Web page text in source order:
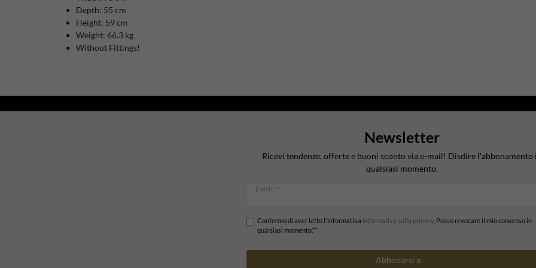
Depth: 55 cm
Height: 59 cm
Weight: 66.3 kg
Without Fittings!
Newsletter
Ricevi tendenze, offerte e buoni sconto via e-mail! Disdire l'abbonamento
qualsiasi momento.
E-MAIL **
Confermo di aver letto l'informativa Informativa sulla privacy. Posso revocare il mio consenso in
qualsiasi momento.**
Abbonarsi a